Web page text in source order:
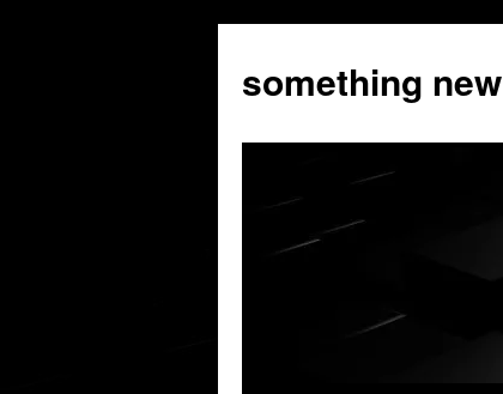
テ
ン
へ
something new